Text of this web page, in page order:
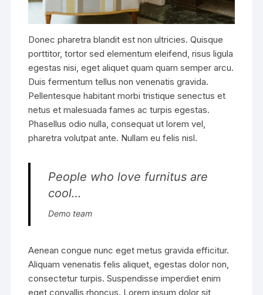
Donec pharetra blandit est non ultricies. Quisque
porttitor, tortor sed elementum eleifend, risus ligula
egestas nisi, eget aliquet quam quam semper arcu.
Duis fermentum tellus non venenatis gravida.
Pellentesque habitant morbi tristique senectus et
netus et malesuada fames ac turpis egestas.
Phasellus odio nulla, consequat ut lorem vel,
pharetra volutpat ante. Nullam eu felis nisl.
People who love furnitus are
cool…
Demo team
Aenean congue nunc eget metus gravida efficitur.
Aliquam venenatis felis aliquet, egestas dolor non,
consectetur turpis. Suspendisse imperdiet enim
eget convallis rhoncus. Lorem ipsum dolor sit